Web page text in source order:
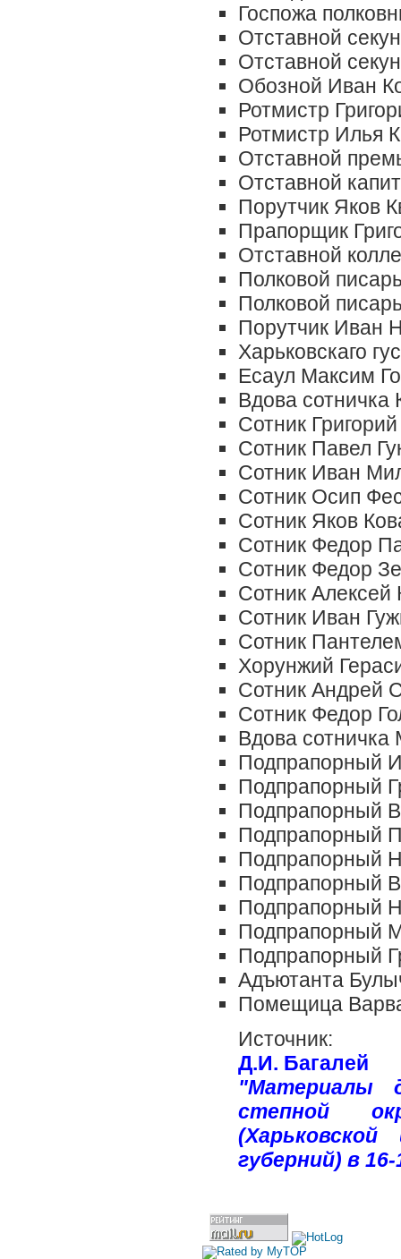
Госпожа
Отставной
Отставной
Обозной Иван
Ротмистр
Ротмистр Илья
Отставной
Отставной
Порутчик Яков
Прапорщик
Отставной
Полковой
Полковой
Порутчик Иван
Харьковскаго
Есаул Максим
Вдова сотничка
Сотник
Сотник Павел
Сотник Иван
Сотник Осип
Сотник Яков
Сотник Федор
Сотник Федор
Сотник Алексей
Сотник Иван
Сотник
Хорунжий
Сотник Андрей
Сотник Федор
Вдова
Подпрапорный
Подпрапорный
Подпрапорный
Подпрапорный
Подпрапорный
Подпрапорный
Подпрапорный
Подпрапорный
Подпрапорный
Адъютанта
Помещица
Источник:
Д.И. Багалей
"Материалы
степной
губерний) в